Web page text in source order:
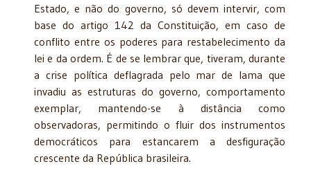
Estado, e não do governo, só devem intervir, com
base do artigo 142 da Constituição, em caso de
conflito entre os poderes para restabelecimento da
lei e da ordem. É de se lembrar que, tiveram, durante
a crise política deflagrada pelo mar de lama que
invadiu as estruturas do governo, comportamento
exemplar, mantendo-se à distância como
observadoras, permitindo o fluir dos instrumentos
democráticos para estancarem a desfiguração
crescente da República brasileira.